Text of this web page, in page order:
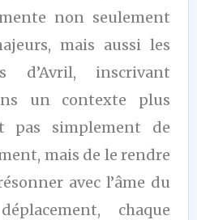
non seulement
mais aussi les
d’Avril, inscrivant
un contexte plus
pas simplement de
mais de le rendre
avec l’âme du
chaque